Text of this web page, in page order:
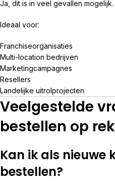
Ja, dit is in veel gevallen mogelijk.
Ideaal voor:
Franchiseorganisaties
Multi-location bedrijven
Marketingcampagnes
Resellers
Landelijke uitrolprojecten
Veelgestelde
bestellen op
Kan ik als nieuwe
bestellen?